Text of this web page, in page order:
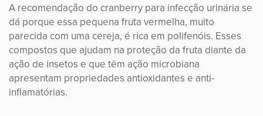
A recomendação do cranberry para infecção urinária se
dá porque essa pequena fruta vermelha, muito
parecida com uma cereja, é rica em polifenóis. Esses
compostos que ajudam na proteção da fruta diante da
ação de insetos e que têm ação microbiana
apresentam propriedades antioxidantes e anti-
inflamatórias.